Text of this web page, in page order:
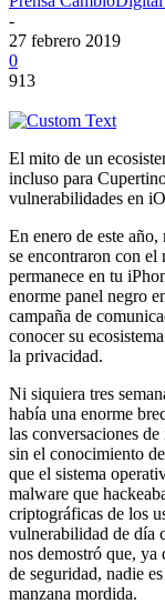
-
27 febrero 2019
0
913
El mito de un
incluso para
vulnerabilidades en
En enero de este
se encontraron con el
permanece en tu
enorme panel negro
campaña de
conocer su
la privacidad.
Ni siquiera tres
había una enorme
las conversaciones
sin el conocimiento
que el sistema
malware que
criptográficas de los
vulnerabilidad de día
nos demostró que, ya
de seguridad, nadie
manzana mordida.